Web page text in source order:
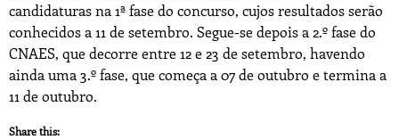
candidaturas na 1ª fase do concurso, cujos resultados serão
conhecidos a 11 de setembro. Segue-se depois a 2.º fase do
CNAES, que decorre entre 12 e 23 de setembro, havendo
ainda uma 3.º fase, que começa a 07 de outubro e termina a
11 de outubro.
Share this: